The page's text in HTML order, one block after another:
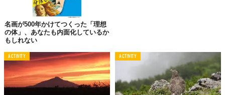
2.
夏は避暑地、冬はスキー
名画が500年かけてつくった「理想
の体」、あなたも内面化しているか
もしれない
ACTIVITY ACTIVITY